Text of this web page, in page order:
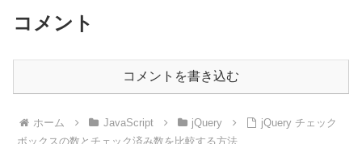
コメント
コメントを書き込む
ホーム JavaScript jQuery
jQuery チェック
ボックスの数とチェック済み数を比較する方法